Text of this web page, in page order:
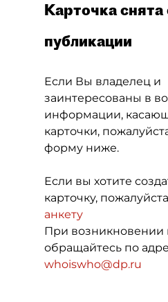
Карточка снята
публикации
Если Вы владелец и
заинтересованы в
информации,
карточки,
форму ниже.
Если вы хотите
карточку,
анкету
При возникновении
обращайтесь по
whoiswho@dp.ru